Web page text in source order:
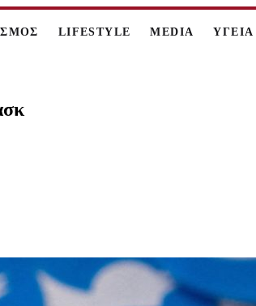
LIFESTYLE MEDIA ΥΓΕΙΑ